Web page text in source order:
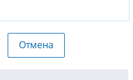
Отмена